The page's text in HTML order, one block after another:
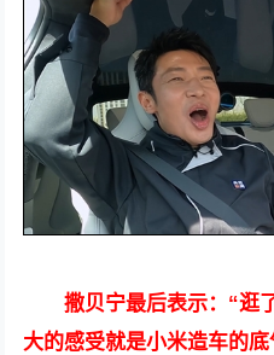
撒贝宁最后表示：“逛
大的感受就是小米造车的